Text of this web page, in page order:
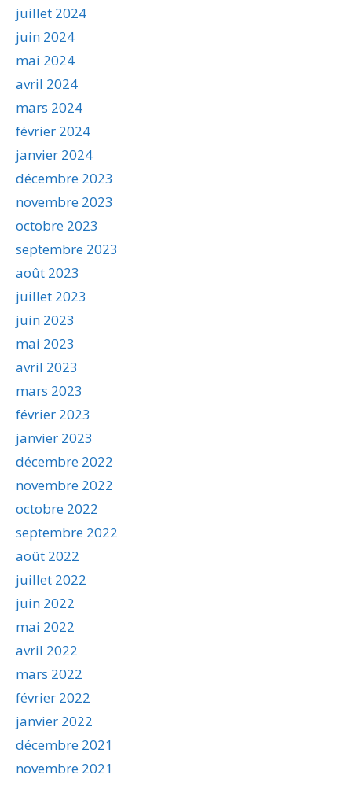
juillet 2024
juin 2024
mai 2024
avril 2024
mars 2024
février 2024
janvier 2024
décembre 2023
novembre 2023
octobre 2023
septembre 2023
août 2023
juillet 2023
juin 2023
mai 2023
avril 2023
mars 2023
février 2023
janvier 2023
décembre 2022
novembre 2022
octobre 2022
septembre 2022
août 2022
juillet 2022
juin 2022
mai 2022
avril 2022
mars 2022
février 2022
janvier 2022
décembre 2021
novembre 2021